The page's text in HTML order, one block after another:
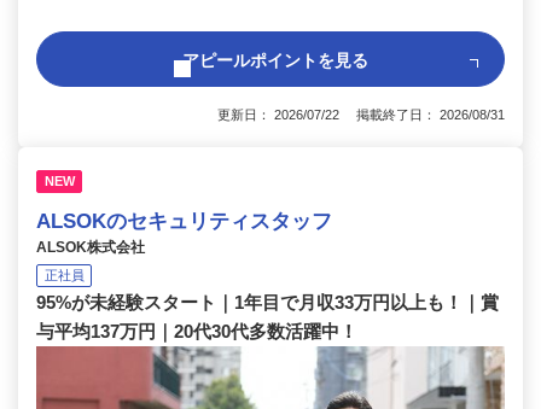
アピールポイントを見る
更新日： 2026/07/22 掲載終了日： 2026/08/31
NEW
ALSOKのセキュリティスタッフ
ALSOK株式会社
正社員
95%が未経験スタート｜1年目で月収33万円以上も！｜賞
与平均137万円｜20代30代多数活躍中！